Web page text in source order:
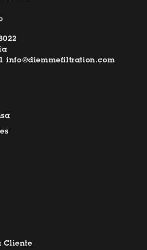
info@diemmefiltration.com
Cliente